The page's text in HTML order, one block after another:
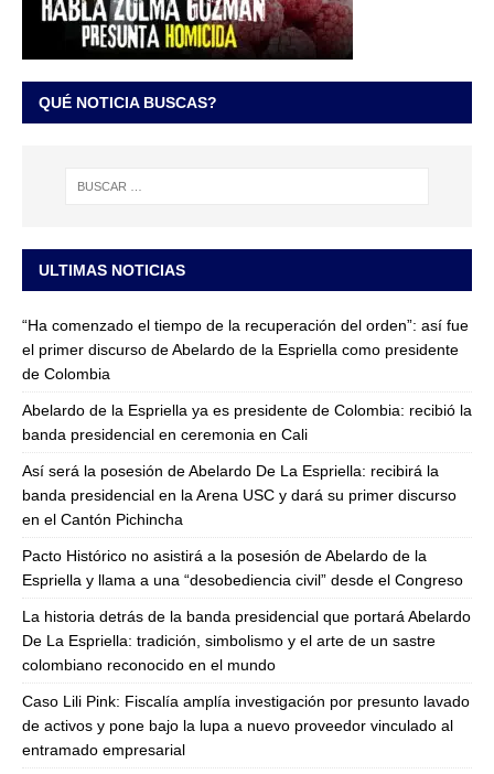
QUÉ NOTICIA BUSCAS?
ULTIMAS NOTICIAS
“Ha comenzado el tiempo de la recuperación del orden”: así fue
el primer discurso de Abelardo de la Espriella como presidente
de Colombia
Abelardo de la Espriella ya es presidente de Colombia: recibió la
banda presidencial en ceremonia en Cali
Así será la posesión de Abelardo De La Espriella: recibirá la
banda presidencial en la Arena USC y dará su primer discurso
en el Cantón Pichincha
Pacto Histórico no asistirá a la posesión de Abelardo de la
Espriella y llama a una “desobediencia civil” desde el Congreso
La historia detrás de la banda presidencial que portará Abelardo
De La Espriella: tradición, simbolismo y el arte de un sastre
colombiano reconocido en el mundo
Caso Lili Pink: Fiscalía amplía investigación por presunto lavado
de activos y pone bajo la lupa a nuevo proveedor vinculado al
entramado empresarial